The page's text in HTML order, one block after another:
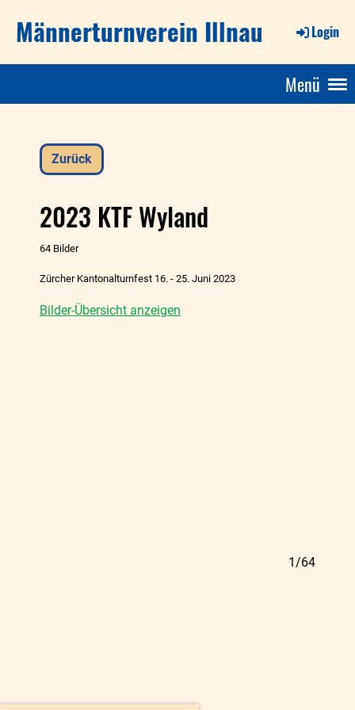
Männerturnverein Illnau Login
Menü
Zurück
2023 KTF Wyland
64 Bilder
Zürcher Kantonalturnfest 16. - 25. Juni 2023
Bilder-Übersicht anzeigen
1/64